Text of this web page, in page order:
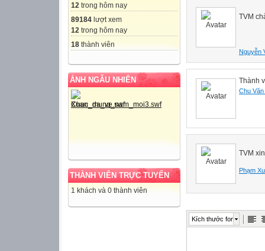
12 trong hôm nay
89184 lượt xem
12 trong hôm nay
18 thành viên
ẢNH NGẪU NHIÊN
THÀNH VIÊN TRỰC TUYẾN
1 khách và 0 thành viên
TVM
Nguyễn
Thành
Chu
TVM
Phạm
Kích thước font